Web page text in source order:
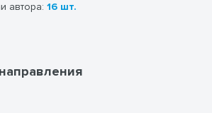
автора: 16 шт.